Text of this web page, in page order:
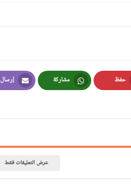
حفظ
Pinterest
مشاركة
Whatsapp
إرسال
Email
عرض التعليقات فقط